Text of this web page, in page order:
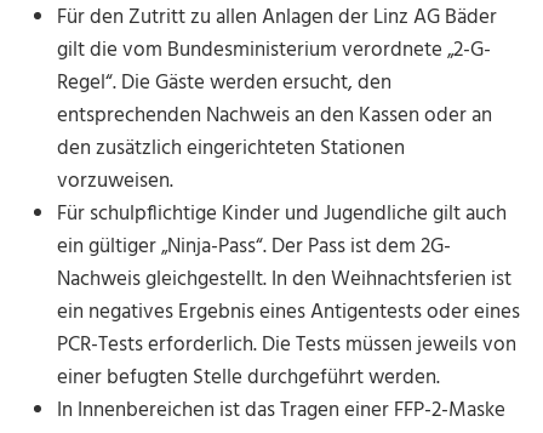
Für den Zutritt zu allen Anlagen der Linz AG Bäder
gilt die vom Bundesministerium verordnete „2-G-
Regel“. Die Gäste werden ersucht, den
entsprechenden Nachweis an den Kassen oder an
den zusätzlich eingerichteten Stationen
vorzuweisen.
Für schulpflichtige Kinder und Jugendliche gilt auch
ein gültiger „Ninja-Pass“. Der Pass ist dem 2G-
Nachweis gleichgestellt. In den Weihnachtsferien ist
ein negatives Ergebnis eines Antigentests oder eines
PCR-Tests erforderlich. Die Tests müssen jeweils von
einer befugten Stelle durchgeführt werden.
In Innenbereichen ist das Tragen einer FFP-2-Maske